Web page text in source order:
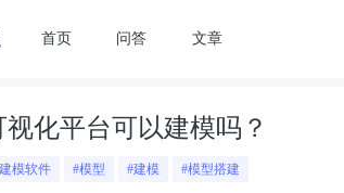
首页 问答 文章
视化平台可以建模吗？
模软件 #模型 #建模 #模型搭建